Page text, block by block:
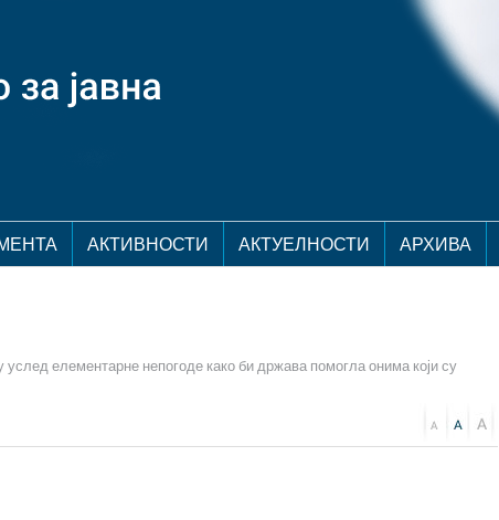
АКТИВНОСТИ АКТУЕЛНОСТИ АРХИВА
елементарне непогоде како би држава помогла онима који су